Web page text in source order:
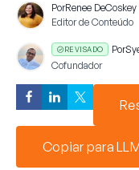
PorRenee DeCoskey
Editor de Conteúdo
REVISADO Por
Cofundador
Copiar para